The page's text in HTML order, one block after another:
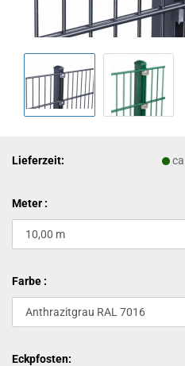
Lieferzeit:
Meter :
Farbe :
Eckpfosten: